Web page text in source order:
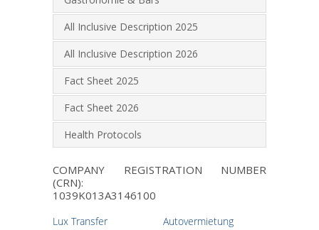
All Inclusive Description 2025
All Inclusive Description 2026
Fact Sheet 2025
Fact Sheet 2026
Health Protocols
COMPANY REGISTRATION NUMBER
(CRN):
1039K013A3146100
Lux Transfer Autovermietung